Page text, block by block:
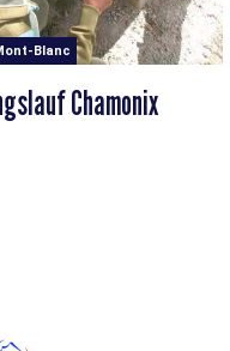
Blanc
Chamonix